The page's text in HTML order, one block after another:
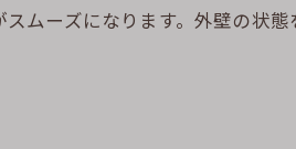
メンテナンス術
ニング方法
ムーズになります。外壁の状